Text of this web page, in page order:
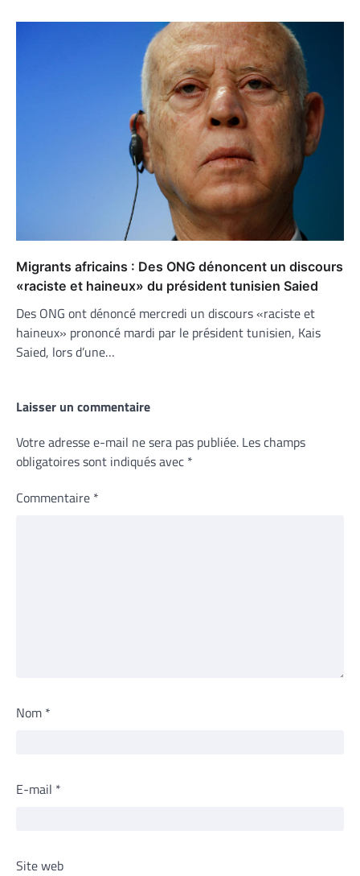
Migrants africains : Des ONG dénoncent un discours
«raciste et haineux» du président tunisien Saied
Des ONG ont dénoncé mercredi un discours «raciste et
haineux» prononcé mardi par le président tunisien, Kais
Saied, lors d’une…
Laisser un commentaire
Votre adresse e-mail ne sera pas publiée. Les champs
obligatoires sont indiqués avec *
Commentaire *
Nom *
E-mail *
Site web